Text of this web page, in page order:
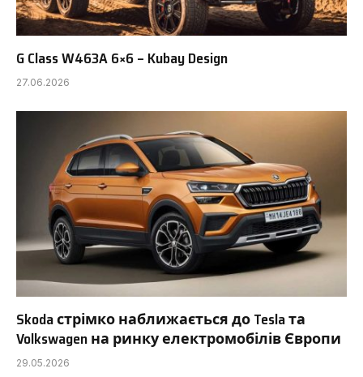
G Class W463A 6×6 – Kubay Design
27.06.2026
Skoda стрімко наближається до Tesla та
Volkswagen на ринку електромобілів Європи
29.05.2026